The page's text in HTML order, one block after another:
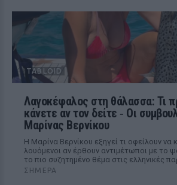
TABLOID
Λαγοκέφαλος στη θάλασσα: Τι
κάνετε αν τον δείτε ‑ Οι
Μαρίνας Βερνίκου
Η Μαρίνα Βερνίκου εξηγεί τι οφείλουν να
λουόμενοι αν έρθουν αντιμέτωποι με το
το πιο συζητημένο θέμα στις ελληνικές
ΣΉΜΕΡΑ